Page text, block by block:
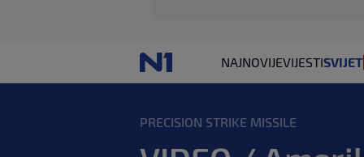
NAJNOVIJEVIJESTISVIJET
PRECISION STRIKE MISSILE